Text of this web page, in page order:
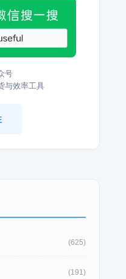
号
与效率工具
(625)
(191)